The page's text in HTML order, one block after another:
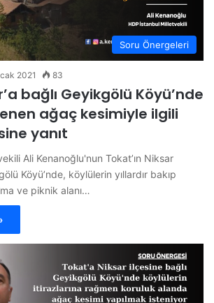
Soru Önergeleri
2021 83
bağlı Geyikgölü Köyü’nde
ağaç kesimiyle ilgili
yanıt
Ali Kenanoğlu'nun Tokat’ın Niksar
Köyü’nde, köylülerin yıllardır bakıp
ve piknik alanı…